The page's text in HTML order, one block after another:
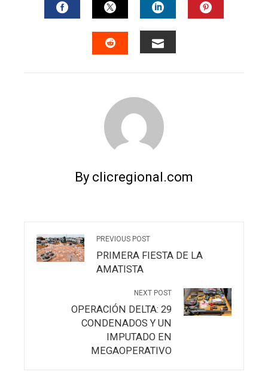
FACEBOOKTWITTERLINKEDIN
By clicregional.com
PREVIOUS POST
PRIMERA FIESTA DE LA
AMATISTA
NEXT POST
OPERACIÓN DELTA: 29
CONDENADOS Y UN
IMPUTADO EN
MEGAOPERATIVO